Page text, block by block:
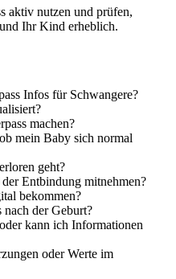
aktiv nutzen und prüfen,
Ihr Kind erheblich.
Infos für Schwangere?
machen?
mein Baby sich normal
geht?
Entbindung mitnehmen?
bekommen?
nach der Geburt?
kann ich Informationen
oder Werte im